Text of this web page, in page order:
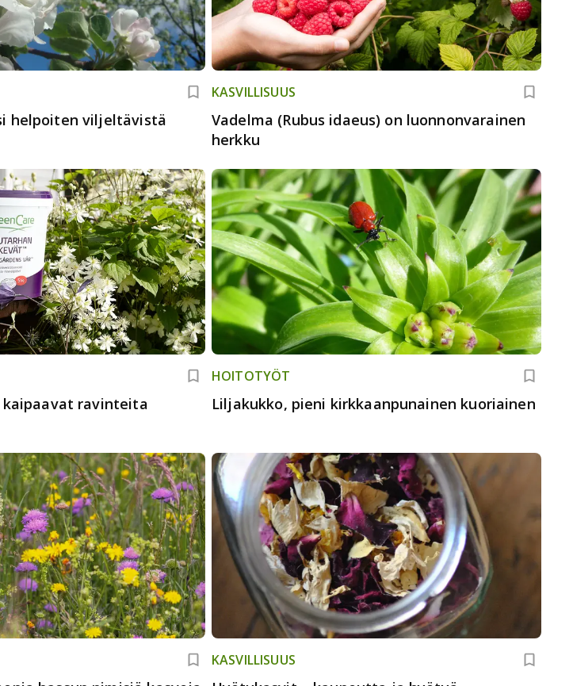
helpoiten viljeltävistä
KASVILLISUUS
Vadelma (Rubus idaeus) on luonnonvarainen
herkku
kaipaavat ravinteita
HOITOTYÖT
Liljakukko, pieni kirkkaanpunainen kuoriainen
KASVILLISUUS